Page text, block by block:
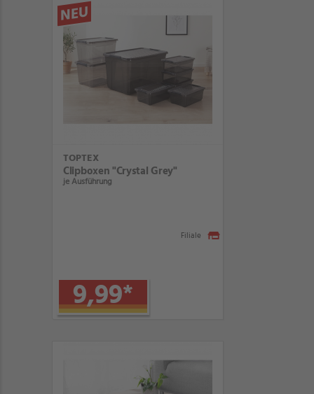
NEU
TOPTEX
Clipboxen "Crystal Grey"
je Ausführung
9,99*
Filiale